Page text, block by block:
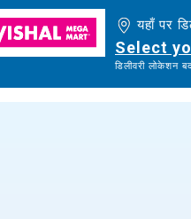
यहाँ पर
Select
डिलीवरी लोकेशन